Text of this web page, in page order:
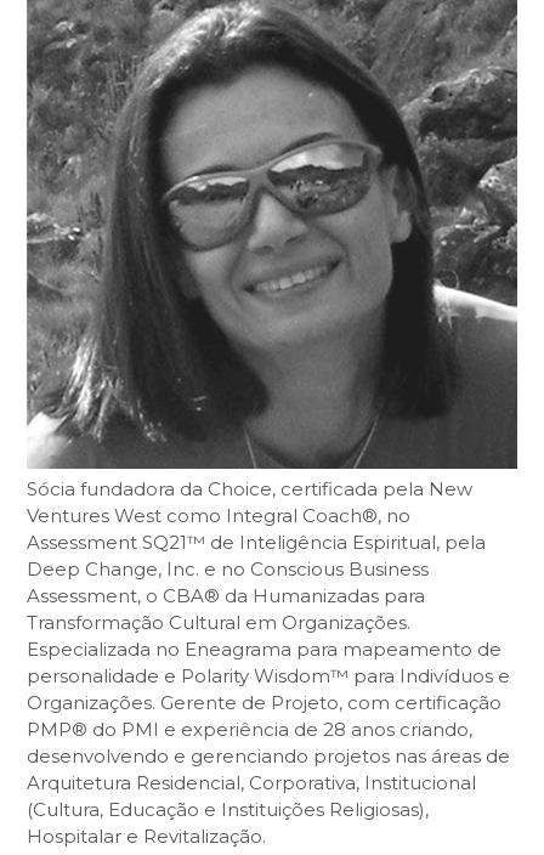
Sócia fundadora da Choice, certificada pela New
Ventures West como Integral Coach®, no
Assessment SQ21™ de Inteligência Espiritual, pela
Deep Change, Inc. e no Conscious Business
Assessment, o CBA® da Humanizadas para
Transformação Cultural em Organizações.
Especializada no Eneagrama para mapeamento de
personalidade e Polarity Wisdom™ para Indivíduos e
Organizações. Gerente de Projeto, com certificação
PMP® do PMI e experiência de 28 anos criando,
desenvolvendo e gerenciando projetos nas áreas de
Arquitetura Residencial, Corporativa, Institucional
(Cultura, Educação e Instituições Religiosas),
Hospitalar e Revitalização.